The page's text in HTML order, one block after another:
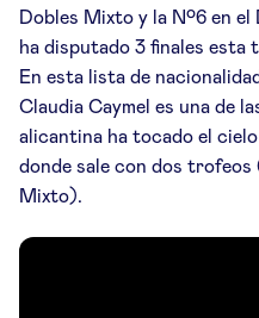
Dobles Mixto y la Nº6 en
ha disputado 3 finales esta
En esta lista de
Claudia Caymel es una de
alicantina ha tocado el
donde sale con dos trofeos
Mixto).